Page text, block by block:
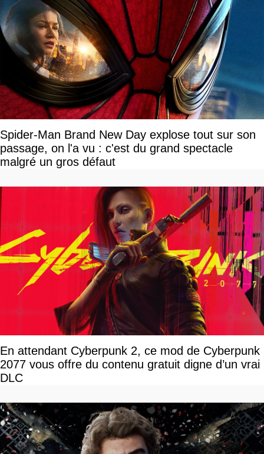
Spider-Man Brand New Day explose tout sur son
passage, on l'a vu : c'est du grand spectacle
malgré un gros défaut
En attendant Cyberpunk 2, ce mod de Cyberpunk
2077 vous offre du contenu gratuit digne d’un vrai
DLC